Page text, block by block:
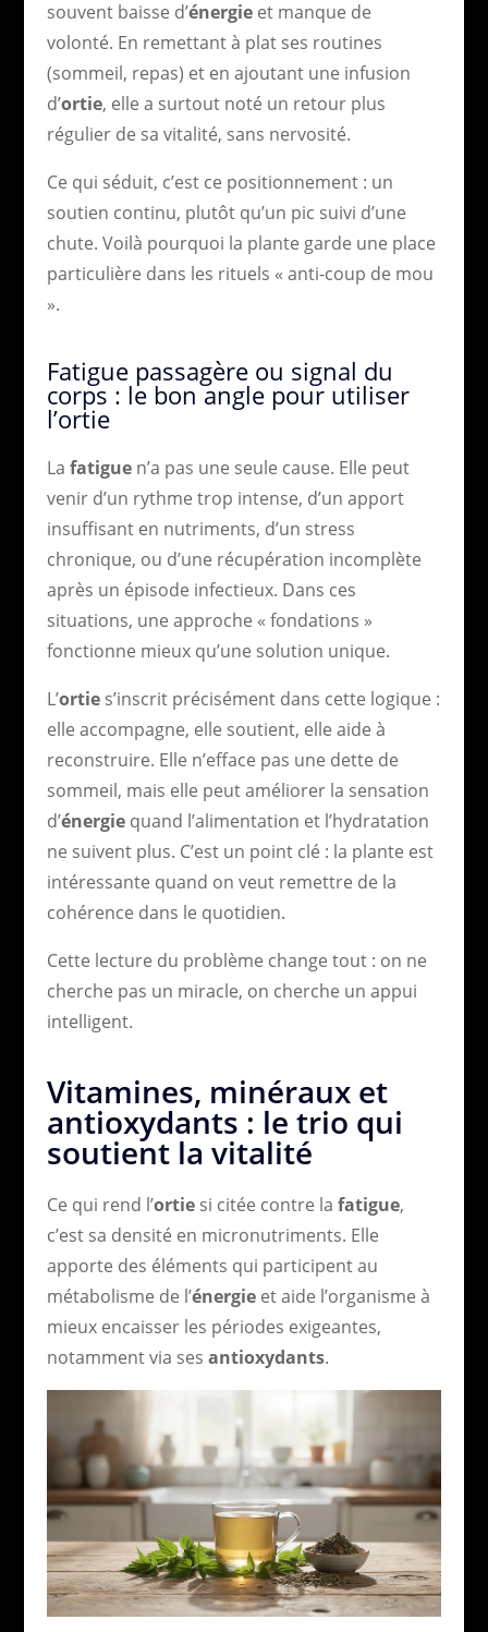
souvent baisse d’énergieet manque de
volonté. En remettant à plat ses routines
(sommeil, repas) et en ajoutant une infusion
d’ortie, elle a surtout noté un retour plus
régulier de sa vitalité, sans nervosité.
Ce qui séduit, c’est ce positionnement : un
soutien continu, plutôt qu’un pic suivi d’une
chute. Voilà pourquoi la plante garde une place
particulière dans les rituels « anti-coup de mou
».
Fatigue passagère ou signal du
corps : le bon angle pour utiliser
l’ortie
La fatiguen’a pas une seule cause. Elle peut
venir d’un rythme trop intense, d’un apport
insuffisant en nutriments, d’un stress
chronique, ou d’une récupération incomplète
après un épisode infectieux. Dans ces
situations, une approche « fondations »
fonctionne mieux qu’une solution unique.
L’orties’inscrit précisément dans cette logique :
elle accompagne, elle soutient, elle aide à
reconstruire. Elle n’efface pas une dette de
sommeil, mais elle peut améliorer la sensation
d’énergiequand l’alimentation et l’hydratation
ne suivent plus. C’est un point clé : la plante est
intéressante quand on veut remettre de la
cohérence dans le quotidien.
Cette lecture du problème change tout : on ne
cherche pas un miracle, on cherche un appui
intelligent.
Vitamines, minéraux et
antioxydants : le trio qui
soutient la vitalité
Ce qui rend l’ortiesi citée contre la fatigue,
c’est sa densité en micronutriments. Elle
apporte des éléments qui participent au
métabolisme de l’énergieet aide l’organisme à
mieux encaisser les périodes exigeantes,
notamment via ses antioxydants.